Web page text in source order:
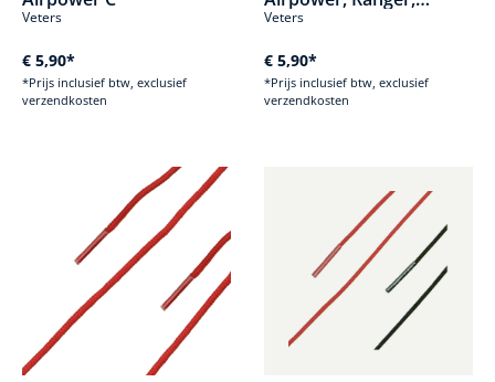
Veters
€ 5,90*
*Prijs inclusief btw, exclusief
verzendkosten
Combat & Climber
Veters
€ 5,90*
*Prijs inclusief btw, exclusief
verzendkosten